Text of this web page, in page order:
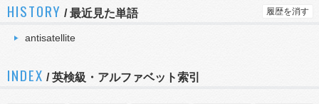
HISTORY /最近見た単語 履歴を消す
antisatellite
INDEX / 英検級・アルファベット索引